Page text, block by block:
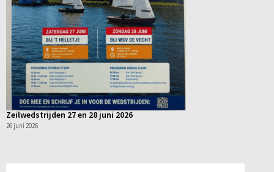
Zeilwedstrijden 27 en 28 juni 2026
26 juni 2026